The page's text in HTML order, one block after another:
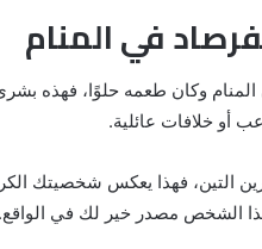
في المنام
وكان طعمه حلوًا، فهذه
أو خلافات عائلية.
التين، فهذا يعكس شخصيتك
الشخص مصدر خير لك في الواقع.